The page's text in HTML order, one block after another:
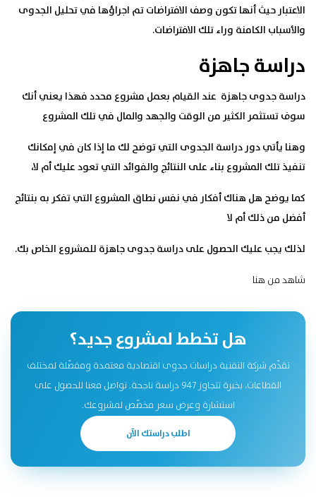
الاعتبار حيث أنها تكون وصف الافتراضات تم اجراؤها في تحليل الجدوى
والأسباب الكامنة وراء تلك الافتراضات.
دراسة جاهزة
دراسة جدوى جاهزة عند القيام بعمل مشروع محدد فهذا يعني أنك
سوف تستثمر الكثير من الوقت والجهد والمال في تلك المشروع
وهنا يأتي دور دراسة الجدوى التي توضح لك ما إذا كان في إمكانك
تنفيذ تلك المشروع بناء على النتائج والفوائد التي تعود عليك أم لا،
كما يوضح هل هناك أفكار في نفس نطاق المشروع التي تفكر به بنتائج
أفضل من ذلك أم لا
لذلك يجب عليك الحصول على دراسة جدوى جاهزة للمشروع الخاص بك.
شاهدمن هنا
هل تخطط لمشروع جديد؟
تقدّم شركة التقنية دراسات جدوى اقتصادية معتمدة ومفصّلة لمختلف
القطاعات، بخبرة تتجاوز 947 دراسة ناجحة. تواصل معنا للحصول على
استشارة وعرض سعر مخصّص لمشروعك.
اطلب دراستك الآن